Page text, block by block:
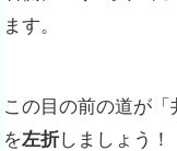
ます。
この目の前の道が
を左折しましょう！